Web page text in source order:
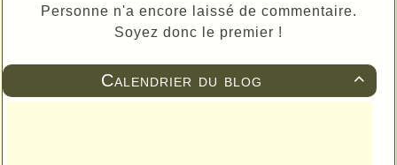
Personne n'a encore laissé de commentaire.
Soyez donc le premier !

Calendrier du blog